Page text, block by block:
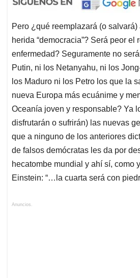
Pero ¿qué reemplazará (o
herida “democracia”? Será peor el
enfermedad? Seguramente no
Putin, ni los Netanyahu, ni los
los Maduro ni los Petro los que la
nueva Europa más ecuánime y
Oceanía joven y responsable? Ya
disfrutarán o sufrirán) las nuevas
que a ninguno de los anteriores
de falsos demócratas les da por
hecatombe mundial y ahí sí, como
Einstein: “…la cuarta será con
Anuncios.